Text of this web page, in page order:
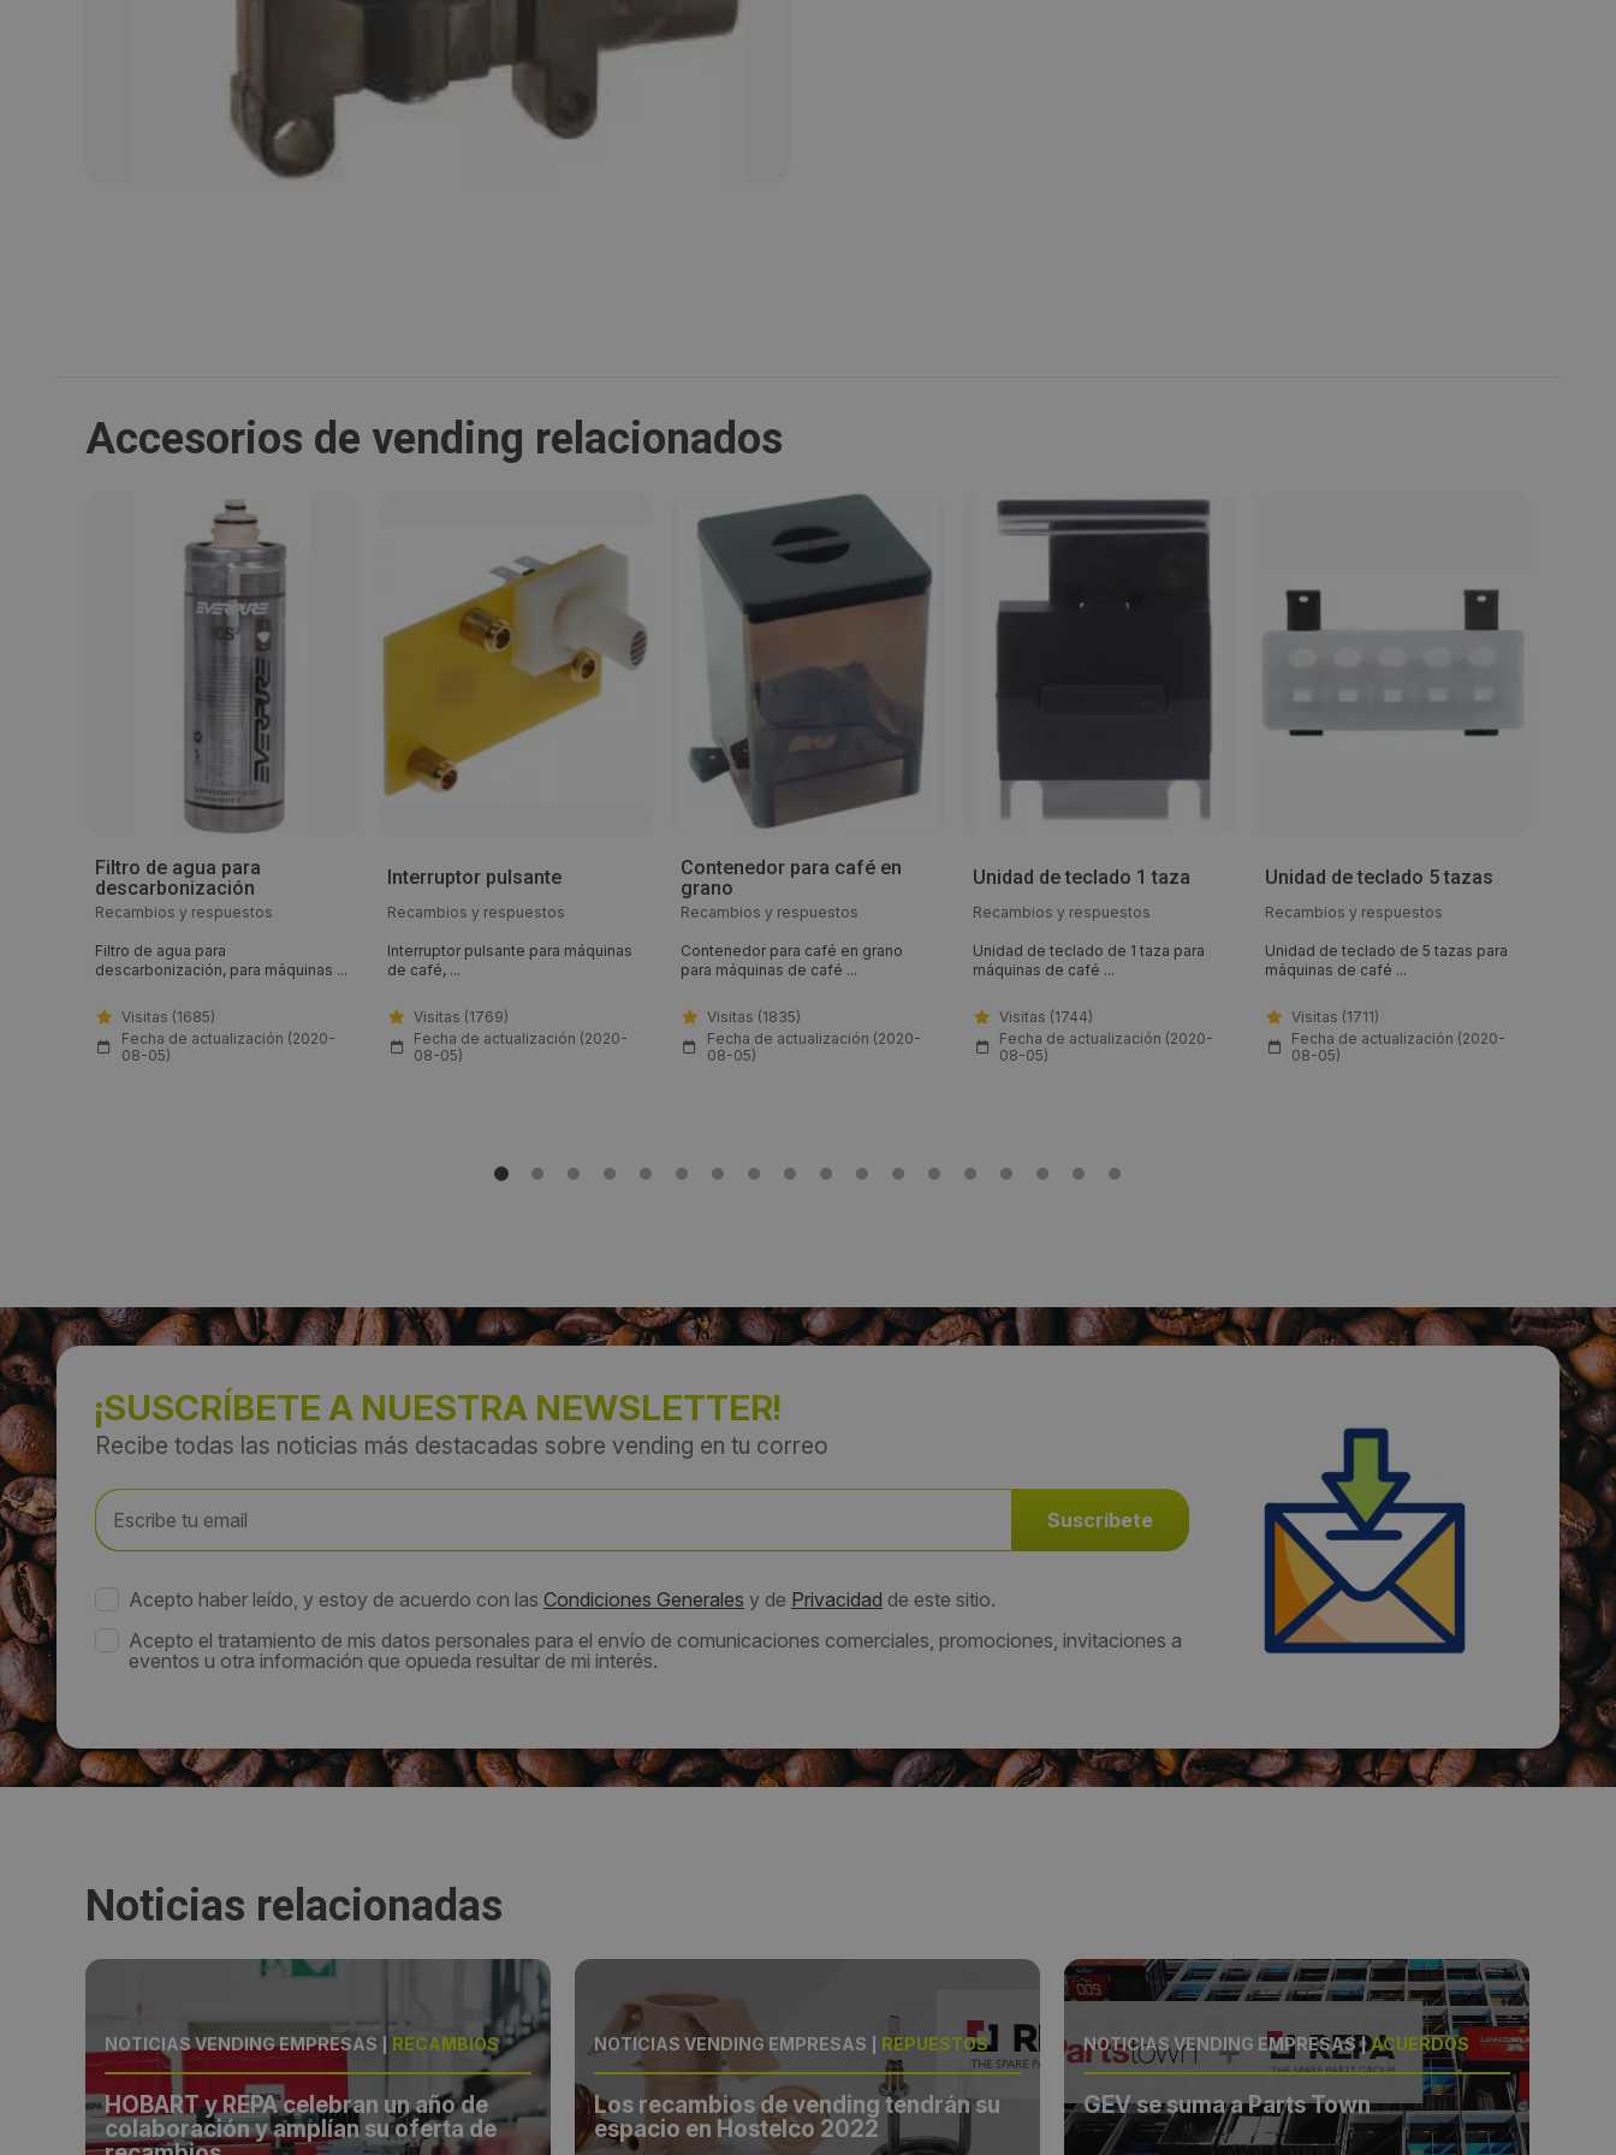
Accesorios de vending relacionados
Filtro de agua para
descarbonización
Recambios y respuestos
Filtro de agua para
descarbonización, para máquinas ...
Visitas (1685)
Fecha de actualización (2020-
08-05)
Interruptor pulsante
Recambios y respuestos
Interruptor pulsante para máquinas
de café, ...
Visitas (1769)
Fecha de actualización (2020-
08-05)
Contenedor para café en
grano
Recambios y respuestos
Contenedor para café en grano
para máquinas de café ...
Visitas (1835)
Fecha de actualización (2020-
08-05)
Unidad de teclado 1 taza
Recambios y respuestos
Unidad de teclado de 1 taza para
máquinas de café ...
Visitas (1744)
Fecha de actualización (2020-
08-05)
Unidad de teclado 5 tazas
Recambios y respuestos
Unidad de teclado de 5 tazas para
máquinas de café ...
Visitas (1711)
Fecha de actualización (2020-
08-05)
¡SUSCRÍBETE A NUESTRA NEWSLETTER!
Recibe todas las noticias más destacadas sobre vending en tu correo
Acepto haber leído, y estoy de acuerdo con las Condiciones Generales y de Privacidad de este sitio.
Acepto el tratamiento de mis datos personales para el envío de comunicaciones comerciales, promociones, invitaciones a
eventos u otra información que opueda resultar de mi interés.
Noticias relacionadas
NOTICIAS VENDING EMPRESAS RECAMBIOS
HOBART y REPA celebran un año de
colaboración y amplían su oferta de
NOTICIAS VENDING EMPRESAS REPUESTOS
Los recambios de vending tendrán su
espacio en Hostelco 2022
NOTICIAS VENDING EMPRESAS|ACUERDOS
GEV se suma a Parts Town